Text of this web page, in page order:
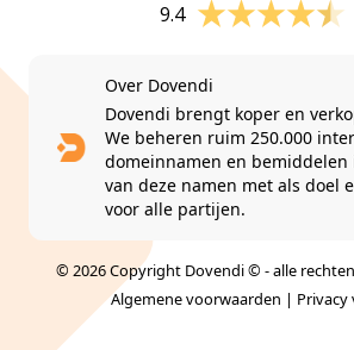
9.4
Over Dovendi
Dovendi brengt koper en
We beheren ruim 250.000
domeinnamen en bemiddelen
van deze namen met als doel
voor alle partijen.
© 2026 Copyright Dovendi © - alle
Algemene voorwaarden | Privacy